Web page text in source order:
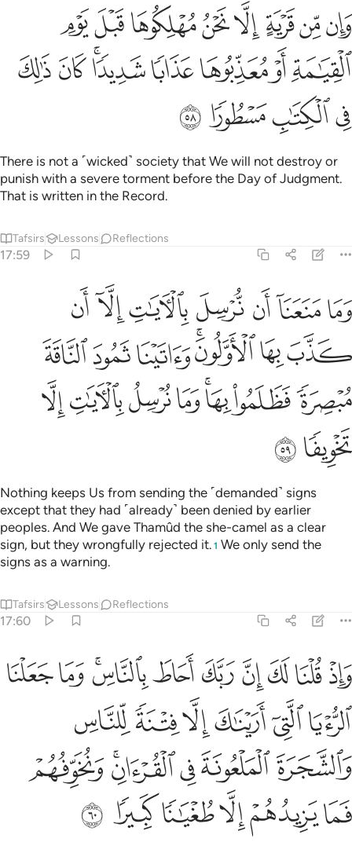
وان من قرية الا نحن مهلكوها قبل يوم القيامة او معذبوها عذابا
وَإِن مِّن قَرْيَةٍ إِلَّا نَحْنُ مُهْلِكُوهَا قَبْلَ يَوْمِ ٱلْقِيَـٰمَةِ أَوْ مُعَذِّبُوهَا
ﳈﳉﳊﳋﳌﳍﳎﳏ
ﳐﳑﳒﳓﳔﳕﳖﳗ
ﳘﳙﳚﳛ
There is not a ˹wicked˺ society that We will not destroy or
punish with a severe torment before the Day of Judgment.
That is written in the Record.
Tafsirs Lessons Reflections
17:59
وما منعنا ان نرسل بالايات الا ان كذب بها الاولون واتينا ثمود الناقة
وَمَا مَنَعَنَآ أَن نُّرْسِلَ بِٱلْـَٔايَـٰتِ إِلَّآ أَن كَذَّبَ بِهَا ٱلْأَوَّلُونَ ۚ وَءَاتَيْنَا
ﱁﱂﱃﱄﱅﱆﱇ
ﱈﱉﱊﱋﱌﱍﱎ
ﱏﱐﱑﱒﱓﱔﱕﱖ
ﱗﱘ
Nothing keeps Us from sending the ˹demanded˺ signs
except that they had ˹already˺ been denied by earlier
peoples. And We gave Thamûd the she-camel as a clear
sign, but they wrongfully rejected it. 1 We only send the
signs as a warning.
Tafsirs Lessons Reflections
17:60
واذ قلنا لك ان ربك احاط بالناس وما جعلنا الرويا التي اريناك الا فتنة
وَإِذْ قُلْنَا لَكَ إِنَّ رَبَّكَ أَحَاطَ بِٱلنَّاسِ ۚ وَمَا جَعَلْنَا ٱلرُّءْيَا ٱلَّتِىٓ أَرَيْنَـٰكَ
ﱙﱚﱛﱜﱝﱞﱟﱠﱡﱢ
ﱣﱤﱥﱦﱧﱨ
ﱩﱪﱫﱬﱭﱮ
ﱯﱰﱱﱲ ﱳ ﱴ